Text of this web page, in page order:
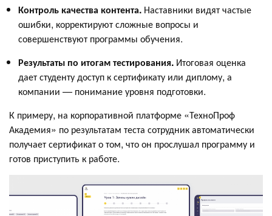
Контроль качества контента. Наставники видят частые
ошибки, корректируют сложные вопросы и
совершенствуют программы обучения.
Результаты по итогам тестирования. Итоговая оценка
дает студенту доступ к сертификату или диплому, а
компании — понимание уровня подготовки.
К примеру, на корпоративной платформе «ТехноПроф
Академия» по результатам теста сотрудник автоматически
получает сертификат о том, что он прослушал программу и
готов приступить к работе.